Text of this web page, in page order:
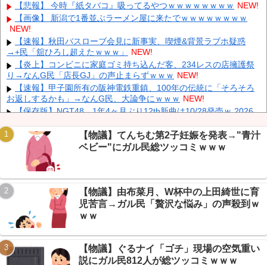
【悲報】 メディアが使う主語デカ言葉の正体、ガチでこれだった
ｗｗｗｗ NEW!
【画像】 電車ってこうした方が快適じゃね？
K-POPアイドルの約半数が3年後には姿を消す…損益分岐点突破
は4％未満 NEW!
【速報】 斎藤知事、宣戦布告「数十年に渡るその場しのぎの不適
切会計、私の代でケリをつける」 NEW!
Powered by livedoor 相互RSS
【悲報】 今時『紙タバコ』吸ってるやつｗｗｗｗｗｗｗｗ NEW!
【画像】 新潟で1番並ぶラーメン屋に来たでｗｗｗｗｗｗｗｗ
NEW!
【速報】秋田バスローブ会見に新事実、喫煙&背景ラブホ疑惑
→+民「舘ひろし超えたｗｗｗ」
NEW!
【炎上】コンビニに家庭ゴミ持ち込んだ客、234レスの店擁護祭
り→なんG民「店長GJ」の声止まらずｗｗｗ NEW!
【速報】甲子園所有の阪神電鉄重鎮、100年の伝統に「そろそろ
お返しするかも」→なんG民、大論争にｗｗｗ NEW!
【保存版】NGT48、1年4ヶ月ぶり12th新曲は10/28発売ｗ 2026
【仰天】 石破茂さん、自民若手に舐めてかかった結果「全てを失
うｗｗｗｗｗ」
NEW!
江別リンチ犯「立って謝罪は本気じゃない」 裁判官「ほな裁判で
土下座してないキミは本気じゃないな」
ディズニーからの帰り道。夫「息子連れて離れろ！あと警察に通
報！」私「助けて！」駅員「どうしました！？」→トンデモナイこ
NEW!
【悲報】NGT48だけ秋元康が表題曲すら書かない説ｗｗｗ→板民
「AIに1分で考えた曲名」と自虐
【物議】てんちむ第2子妊娠を発表→"青汁
ベビー"にガル民総ツッコミｗｗｗ
【物議】由布菜月、W杯中の上田綺世に育
児苦言→ガル民「贅沢な悩み」の声殺到ｗ
ｗｗ
【物議】ぐるナイ「ゴチ」現場の空気重い
説にガル民812人が総ツッコミｗｗｗ